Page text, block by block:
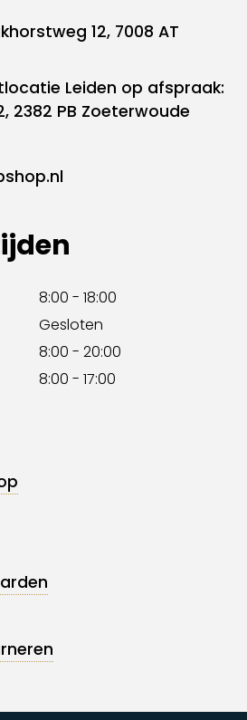
12, 7008 AT
Leiden op afspraak:
2382 PB Zoeterwoude
8:00 - 18:00
Gesloten
8:00 - 20:00
8:00 - 17:00